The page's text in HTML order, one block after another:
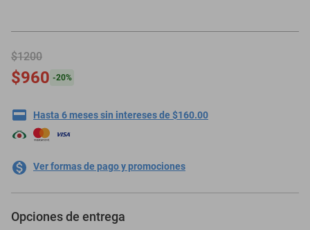
$1200
$960 -20%
Hasta 6 meses sin intereses de $160.00
Ver formas de pago y promociones
Opciones de entrega